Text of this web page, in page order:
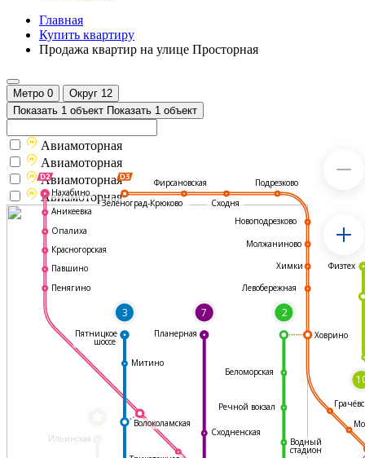
Главная
Купить квартиру
Продажа квартир на улице Просторная
Метро 0 Округ 12
Показать 1 объект Показать 1 объект
Ильинская
3 7 2
Фирсановская
Сходня
Подрезково
Новоподрезково
Молжаниново
Химки
Левобережная
Ховрино
Водный
стадион
Сходненская
Волоколамская
Митино
Нахабино
Аникеевка
Опалиха
Красногорская
Павшино
Пенягино
Пятницкое
шоссе
Планерная
Физтех
Речной вокзал
Беломорская
Зеленоград-Крюково
Авиамоторная
Авиамоторная
Авиамоторная
Авиамоторная